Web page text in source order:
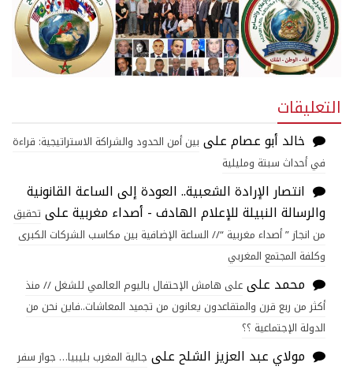
التعليقات
خالد أبو عصامعلى بين أمن الحدود والشراكة الاستراتيجية: قراءة
في أحداث سبتة ومليلية
انتصار الإرادة الشعبية.. العودة إلى الساعة القانونية
والرسالة النبيلة للإعلام الهادف - أصداء مغربيةعلى تحقيق
من انجاز ” أصداء مغربية “// الساعة الإضافية بين مكاسب الشركات الكبرى
وكلفة المجتمع المغربي
محمد على على هامش الإحتفال باليوم العالمي للشغل // منذ
أكثر من ربع قرن والمتقاعدون يعانون من تجميد المعاشات..فاين نحن من
الدولة الإجتماعية ؟؟
مولاي عبد العزيز الشلحعلى جالية المغرب بليبيا… جواز سفر